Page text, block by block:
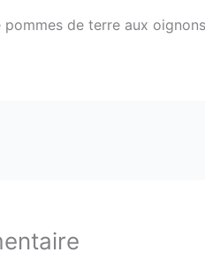
de terre aux